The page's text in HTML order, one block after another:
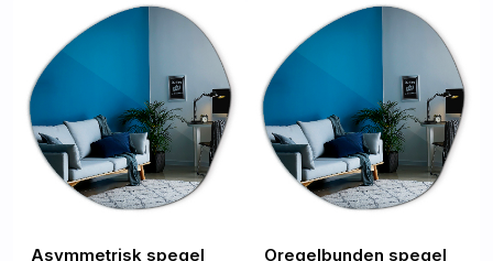
Asymmetrisk spegel Oregelbunden spegel